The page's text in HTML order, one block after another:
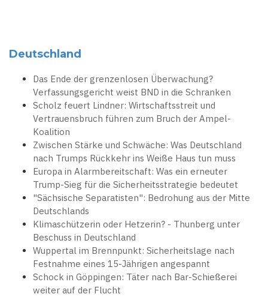
Deutschland
Das Ende der grenzenlosen Überwachung?
Verfassungsgericht weist BND in die Schranken
Scholz feuert Lindner: Wirtschaftsstreit und
Vertrauensbruch führen zum Bruch der Ampel-
Koalition
Zwischen Stärke und Schwäche: Was Deutschland
nach Trumps Rückkehr ins Weiße Haus tun muss
Europa in Alarmbereitschaft: Was ein erneuter
Trump-Sieg für die Sicherheitsstrategie bedeutet
"Sächsische Separatisten": Bedrohung aus der Mitte
Deutschlands
Klimaschützerin oder Hetzerin? - Thunberg unter
Beschuss in Deutschland
Wuppertal im Brennpunkt: Sicherheitslage nach
Festnahme eines 15-Jährigen angespannt
Schock in Göppingen: Täter nach Bar-Schießerei
weiter auf der Flucht